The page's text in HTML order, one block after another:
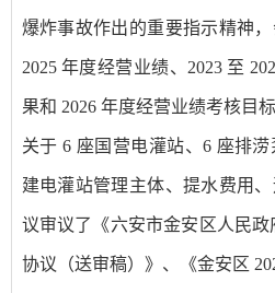
爆炸事故作出的重要指示精神
2025 年度经营业绩、2023 至
果和 2026 年度经营业绩考核目
关于 6 座国营电灌站、6 座排
建电灌站管理主体、提水费用
议审议了《六安市金安区人民
协议（送审稿）》、《金安区